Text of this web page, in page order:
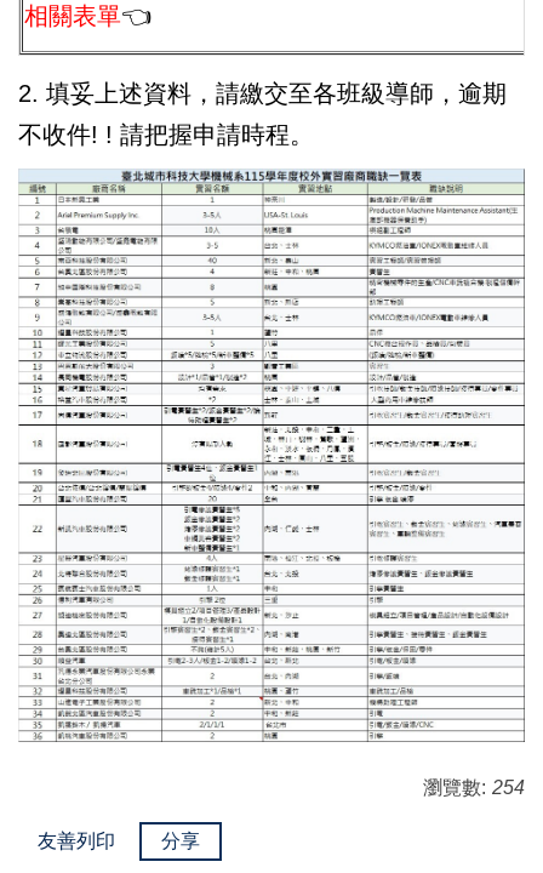
相關表單👈
2. 填妥上述資料，請繳交至各班級導師，逾期
不收件! ! 請把握申請時程。
瀏覽數: 254
友善列印 分享